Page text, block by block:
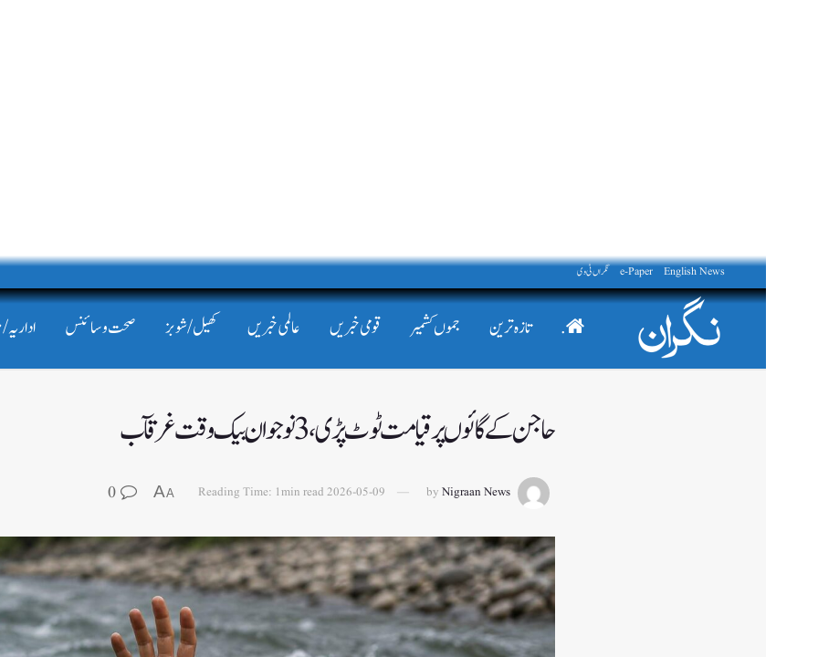
English News
e-Paper نگراں ٹی وی
. تازہ ترین جموں کشمیر قومی خبریں عالمی خبریں کھیل/شوبز صحت و سائنس
حاجن کے گائوں پر قیامت ٹوٹ پڑی،3 نوجوان بیک وقت غرقآب
by Nigraan News
2026-05-09
Reading Time: 1min read
A
A